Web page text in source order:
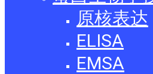
原核表达
ELISA
EMSA